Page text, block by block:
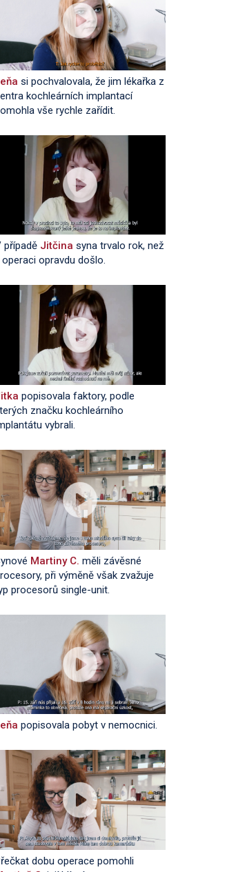
si pochvalovala, že jim lékařka z
kochleárních implantací
vše rychle zařídit.
případě Jitčina syna trvalo rok, než
operaci opravdu došlo.
popisovala faktory, podle
značku kochleárního
vybrali.
Martiny C. měli závěsné
při výměně však zvažuje
procesorů single-unit.
popisovala pobyt v nemocnici.
dobu operace pomohli